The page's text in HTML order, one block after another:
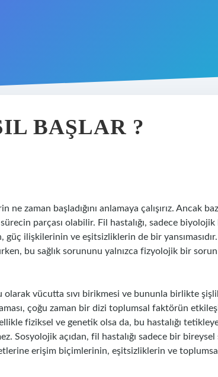
BAŞLAR ?
zaman başladığını anlamaya çalışırız. Ancak
parçası olabilir. Fil hastalığı, sadece biyolojik
ilişkilerinin ve eşitsizliklerin de bir
bu sağlık sorununu yalnızca fizyolojik bir sorun
olarak vücutta sıvı birikmesi ve bununla birlikte
çoğu zaman bir dizi toplumsal faktörün
fiziksel ve genetik olsa da, bu hastalığı
Sosyolojik açıdan, fil hastalığı sadece bir bireysel
erişim biçimlerinin, eşitsizliklerin ve toplumsal